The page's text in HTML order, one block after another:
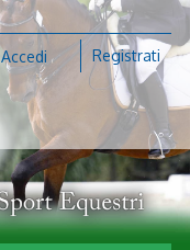
Accedi Registrati